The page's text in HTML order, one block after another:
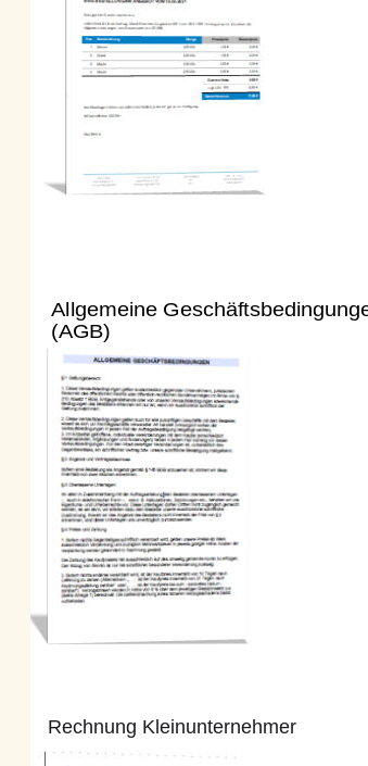
Allgemeine Geschäftsbedingungen
(AGB)
Rechnung Kleinunternehmer